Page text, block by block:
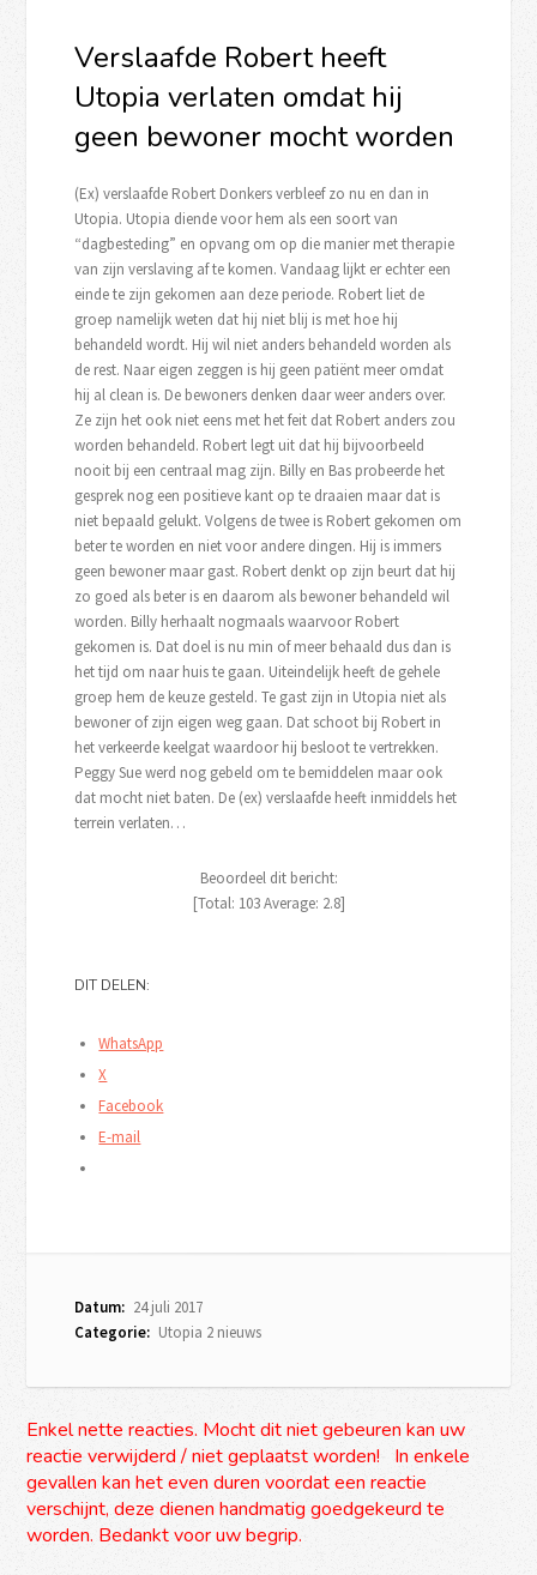
Verslaafde Robert heeft
Utopia verlaten omdat hij
geen bewoner mocht worden
(Ex) verslaafde Robert Donkers verbleef zo nu en dan in
Utopia. Utopia diende voor hem als een soort van
“dagbesteding” en opvang om op die manier met therapie
van zijn verslaving af te komen. Vandaag lijkt er echter een
einde te zijn gekomen aan deze periode. Robert liet de
groep namelijk weten dat hij niet blij is met hoe hij
behandeld wordt. Hij wil niet anders behandeld worden als
de rest. Naar eigen zeggen is hij geen patiënt meer omdat
hij al clean is. De bewoners denken daar weer anders over.
Ze zijn het ook niet eens met het feit dat Robert anders zou
worden behandeld. Robert legt uit dat hij bijvoorbeeld
nooit bij een centraal mag zijn. Billy en Bas probeerde het
gesprek nog een positieve kant op te draaien maar dat is
niet bepaald gelukt. Volgens de twee is Robert gekomen om
beter te worden en niet voor andere dingen. Hij is immers
geen bewoner maar gast. Robert denkt op zijn beurt dat hij
zo goed als beter is en daarom als bewoner behandeld wil
worden. Billy herhaalt nogmaals waarvoor Robert
gekomen is. Dat doel is nu min of meer behaald dus dan is
het tijd om naar huis te gaan. Uiteindelijk heeft de gehele
groep hem de keuze gesteld. Te gast zijn in Utopia niet als
bewoner of zijn eigen weg gaan. Dat schoot bij Robert in
het verkeerde keelgat waardoor hij besloot te vertrekken.
Peggy Sue werd nog gebeld om te bemiddelen maar ook
dat mocht niet baten. De (ex) verslaafde heeft inmiddels het
terrein verlaten…
Beoordeel dit bericht:
[Total: 103Average: 2.8]
DIT DELEN:
WhatsApp
X
Facebook
E-mail
Datum: 24 juli 2017
Categorie: Utopia 2 nieuws
Enkel nette reacties. Mocht dit niet gebeuren kan uw
reactie verwijderd / niet geplaatst worden! In enkele
gevallen kan het even duren voordat een reactie
verschijnt, deze dienen handmatig goedgekeurd te
worden. Bedankt voor uw begrip.